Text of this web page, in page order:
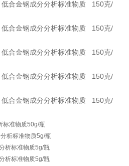
金钢成分分析标准物质 150克/
金钢成分分析标准物质 150克/
金钢成分分析标准物质 150克/
金钢成分分析标准物质 150克/
金钢成分分析标准物质 150克/
标准物质50g/瓶
析标准物质5g/瓶
析标准物质5g/瓶
析标准物质5g/瓶